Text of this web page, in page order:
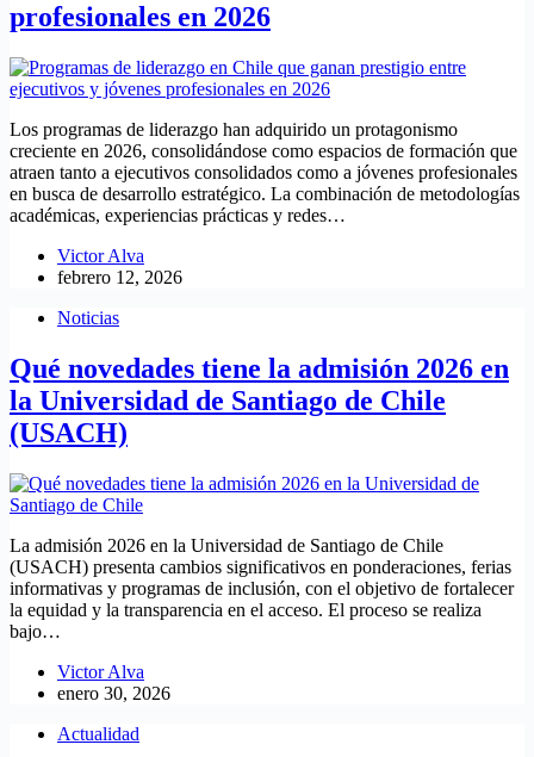
profesionales en 2026
Los programas de liderazgo han adquirido un protagonismo
creciente en 2026, consolidándose como espacios de formación que
atraen tanto a ejecutivos consolidados como a jóvenes profesionales
en busca de desarrollo estratégico. La combinación de metodologías
académicas, experiencias prácticas y redes…
Victor Alva
febrero 12, 2026
Noticias
Qué novedades tiene la admisión 2026 en
la Universidad de Santiago de Chile
(USACH)
La admisión 2026 en la Universidad de Santiago de Chile
(USACH) presenta cambios significativos en ponderaciones, ferias
informativas y programas de inclusión, con el objetivo de fortalecer
la equidad y la transparencia en el acceso. El proceso se realiza
bajo…
Victor Alva
enero 30, 2026
Actualidad